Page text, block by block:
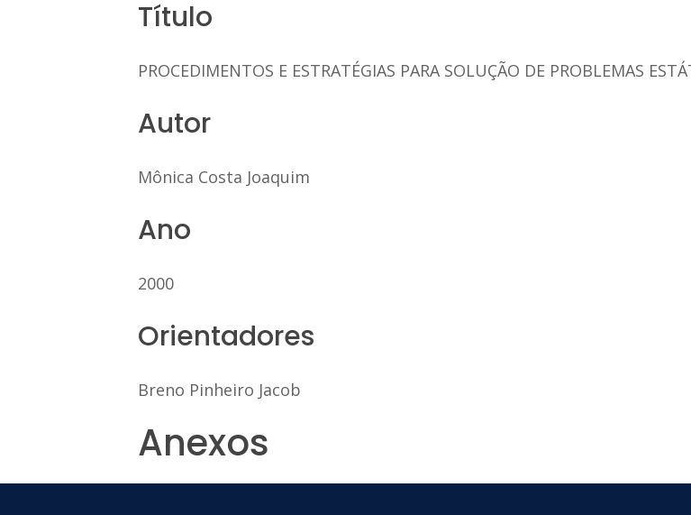
Título
PROCEDIMENTOS E ESTRATÉGIAS PARA SOLUÇÃO DE PROBLEMAS
Autor
Mônica Costa Joaquim
Ano
2000
Orientadores
Breno Pinheiro Jacob
Anexos